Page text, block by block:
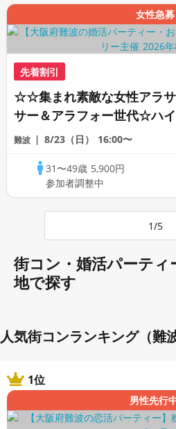
女性急募
先着割引
☆☆集まれ素敵な女性アラ
サー＆アラフォー世代☆ハ
Theワイン☆超お洒落なバー
難波 8/23（日） 16:00〜
31〜49歳 5,900円
参加者調整中
1/5
街コン・婚活パーティ
地で探す
人気街コンランキング（難
1位
男性先行